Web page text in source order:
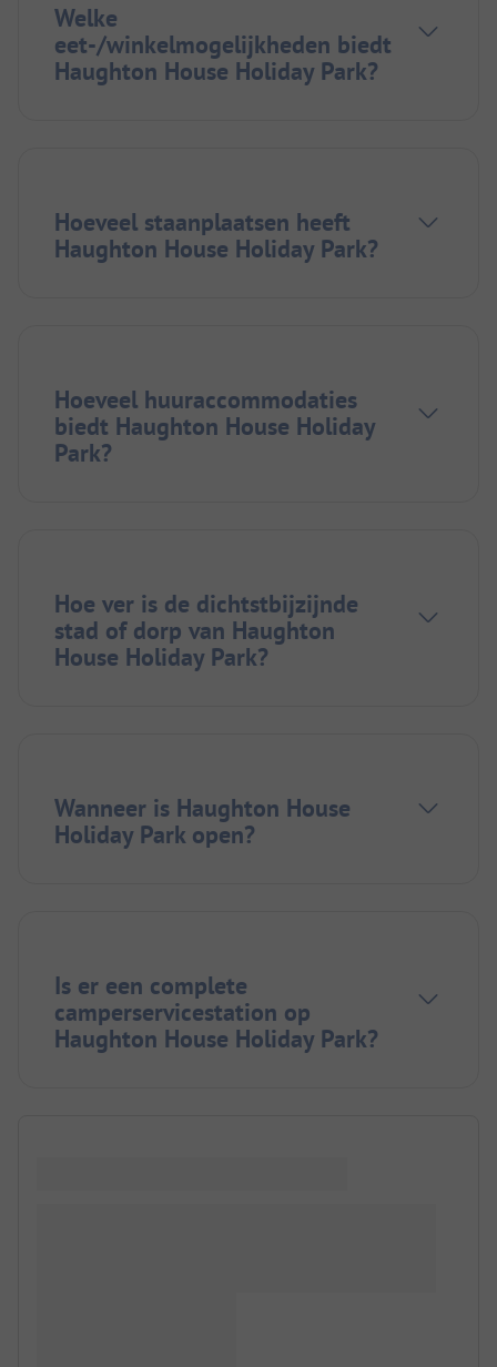
Welke
eet-/winkelmogelijkheden biedt
Haughton House Holiday Park?
Hoeveel staanplaatsen heeft
Haughton House Holiday Park?
Hoeveel huuraccommodaties
biedt Haughton House Holiday
Park?
Hoe ver is de dichtstbijzijnde
stad of dorp van Haughton
House Holiday Park?
Wanneer is Haughton House
Holiday Park open?
Is er een complete
camperservicestation op
Haughton House Holiday Park?